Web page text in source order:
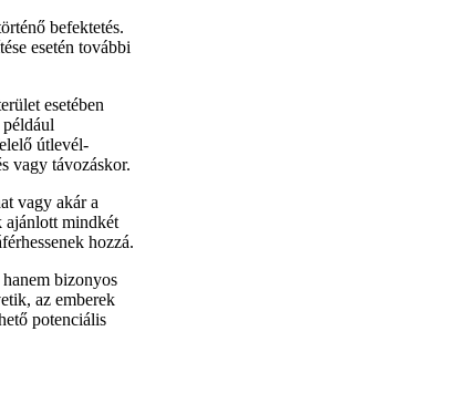
befektetés.
esetén további
esetében
útlevél-
vagy távozáskor.
vagy akár a
ajánlott mindkét
hozzá.
hanem bizonyos
az emberek
potenciális